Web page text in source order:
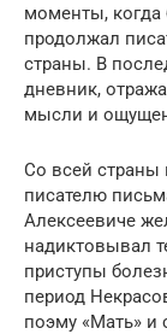
моменты, когда
продолжал
страны. В
дневник,
мысли и
Со всей
писателю
Алексеевиче
надиктовывал
приступы
период
поэму «Мать» и